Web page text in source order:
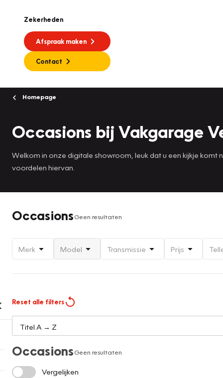
Zekerheden
Afspraak maken
Contact
Homepage
Occasions bij Vakgarage
Welkom in onze digitale showroom, leuk dat u een kijkje
voordelen hiervan.
OccasionsGeen resultaten
Merk Model Transmissie Prijs
Reset alle filters
OccasionsGeen resultaten
Vergelijken